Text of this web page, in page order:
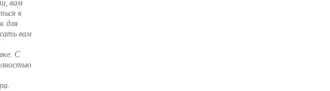
вам
к
для
вам
С